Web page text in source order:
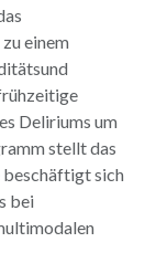
einem
Deliriums um
stellt das
beschäftigt sich
bei